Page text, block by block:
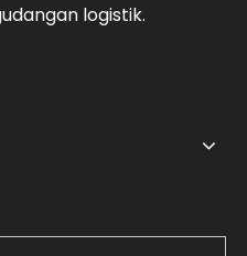
logistik.